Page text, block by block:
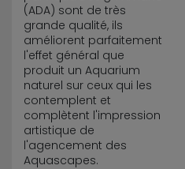
(ADA) sont de très
grande qualité, ils
améliorent parfaitement
l'effet général que
produit un Aquarium
naturel sur ceux qui les
contemplent et
complètent l'impression
artistique de
l'agencement des
Aquascapes.